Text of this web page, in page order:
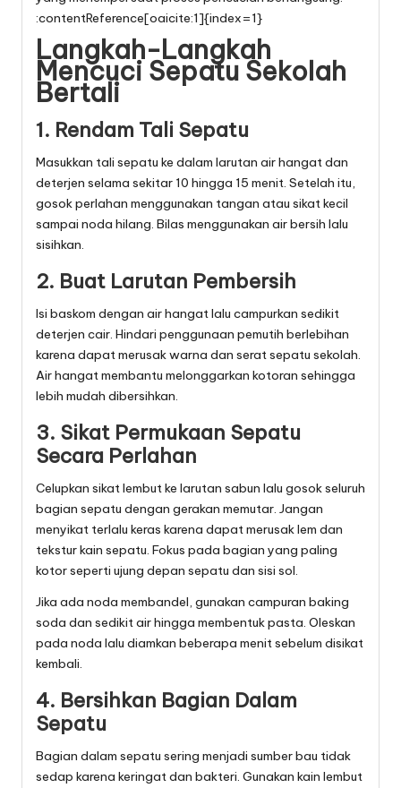
:contentReference[oaicite:1]{index=1}
Langkah-Langkah
Mencuci Sepatu Sekolah
Bertali
1. Rendam Tali Sepatu
Masukkan tali sepatu ke dalam larutan air hangat dan
deterjen selama sekitar 10 hingga 15 menit. Setelah itu,
gosok perlahan menggunakan tangan atau sikat kecil
sampai noda hilang. Bilas menggunakan air bersih lalu
sisihkan.
2. Buat Larutan Pembersih
Isi baskom dengan air hangat lalu campurkan sedikit
deterjen cair. Hindari penggunaan pemutih berlebihan
karena dapat merusak warna dan serat sepatu sekolah.
Air hangat membantu melonggarkan kotoran sehingga
lebih mudah dibersihkan.
3. Sikat Permukaan Sepatu
Secara Perlahan
Celupkan sikat lembut ke larutan sabun lalu gosok seluruh
bagian sepatu dengan gerakan memutar. Jangan
menyikat terlalu keras karena dapat merusak lem dan
tekstur kain sepatu. Fokus pada bagian yang paling
kotor seperti ujung depan sepatu dan sisi sol.
Jika ada noda membandel, gunakan campuran baking
soda dan sedikit air hingga membentuk pasta. Oleskan
pada noda lalu diamkan beberapa menit sebelum disikat
kembali.
4. Bersihkan Bagian Dalam
Sepatu
Bagian dalam sepatu sering menjadi sumber bau tidak
sedap karena keringat dan bakteri. Gunakan kain lembut